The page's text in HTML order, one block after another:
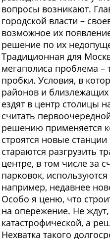
вопросы возникают.
городской власти –
возможное их
решение по их
Традиционная для
мегаполиса проблема –
пробки. Условия, в
районов и
ездят в центр столицы
считать
решению применяется
строятся новые
стараются разгрузить
центре, в том числе за
парковок,
например, недавнее
Особо я ценю, что
на опережение. Не ждут,
катастрофической, а
Нехватка такого